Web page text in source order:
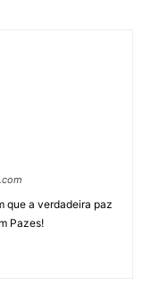
que a verdadeira paz
Pazes!